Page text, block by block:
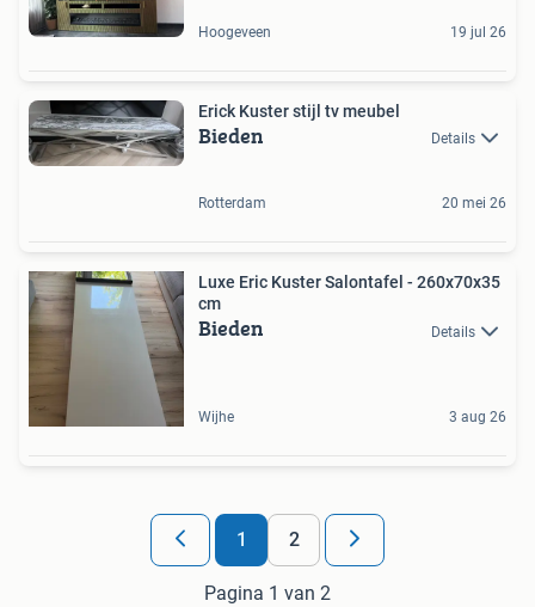
Hoogeveen 19 jul 26
Erick Kuster stijl tv meubel
Bieden Details
Rotterdam 20 mei 26
Luxe Eric Kuster Salontafel - 260x70x35
cm
Bieden Details
Wijhe 3 aug 26
1 2
Pagina 1 van 2